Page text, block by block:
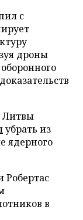
с
дроны
Литвы
убрать из
ядерного
Робертас
в